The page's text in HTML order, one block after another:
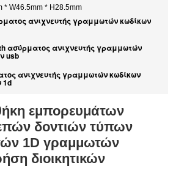
* W46.5mm * H28.5mm
ανιχνευτής γραμμωτών κωδίκων
ασύρματος ανιχνευτής γραμμωτών
usb
ανιχνευτής γραμμωτών κωδίκων
1d
εμπορευμάτων
δοντιών τύπων
1D γραμμωτών
διοικητικών